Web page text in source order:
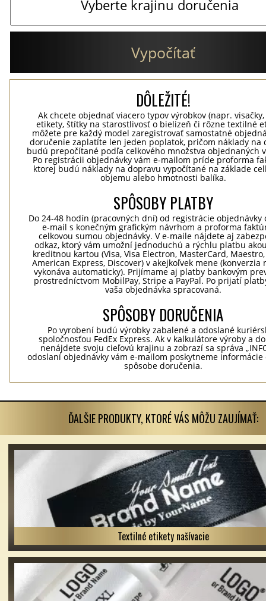
Vypočítať
DÔLEŽITÉ!
Ak chcete objednať viacero typov výrobkov (napr.
etikety, štítky na starostlivosť o bielizeň či rôzne textilné
môžete pre každý model zaregistrovať samostatné
doručenie zaplatíte len jeden poplatok, pričom náklady na
budú prepočítané podľa celkového množstva objednaných
Po registrácii objednávky vám e-mailom príde proforma
ktorej budú náklady na dopravu vypočítané na základe
objemu alebo hmotnosti balíka.
SPÔSOBY PLATBY
Do 24-48 hodín (pracovných dní) od registrácie objednávky
e-mail s konečným grafickým návrhom a proforma
celkovou sumou objednávky. V e-maile nájdete aj
odkaz, ktorý vám umožní jednoduchú a rýchlu platbu
kreditnou kartou (Visa, Visa Electron, MasterCard,
American Express, Discover) v akejkoľvek mene (konverzia
vykonáva automaticky). Prijímame aj platby bankovým
prostredníctvom MobilPay, Stripe a PayPal. Po prijatí
vaša objednávka spracovaná.
SPÔSOBY DORUČENIA
Po vyrobení budú výrobky zabalené a odoslané
spoločnosťou FedEx Express. Ak v kalkulátore výroby a
nenájdete svoju cieľovú krajinu a zobrazí sa správa
odoslaní objednávky vám e-mailom poskytneme informácie
spôsobe doručenia.
ĎALŠIE PRODUKTY, KTORÉ VÁS MÔŽU ZAUJÍMAŤ:
Textilné etikety našívacie